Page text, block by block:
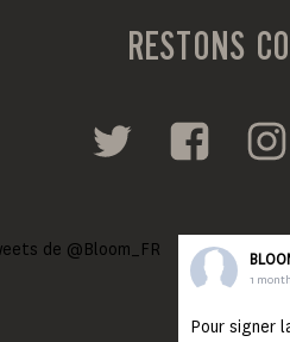
RESTONS
de @Bloom_FR
1
Pour signer